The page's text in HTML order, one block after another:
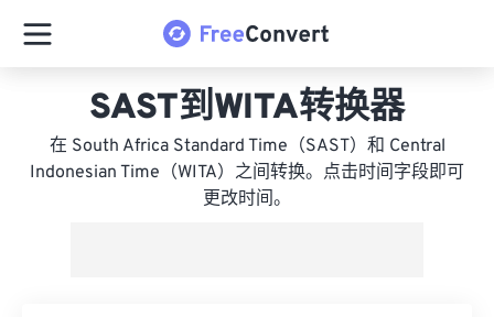
SAST到WITA转换器
在 South Africa Standard Time（SAST）和 Central
Indonesian Time（WITA）之间转换。点击时间字段即可
更改时间。